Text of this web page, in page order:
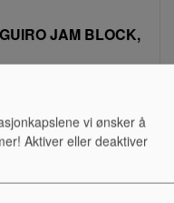
JAM BLOCK,
vi ønsker å
Aktiver eller deaktiver